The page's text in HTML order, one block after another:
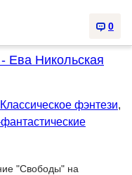
0
Ева Никольская
Классическое фэнтези,
"Свободы" на